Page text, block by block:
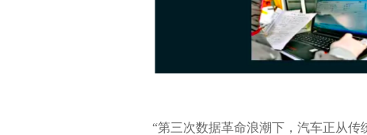
“第三次数据革命浪潮下，汽车正从